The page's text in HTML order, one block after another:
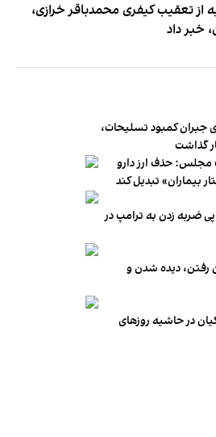
تعقیب کیفری محمدباقر خرازی،
خبر داد
جبران کمبود تسلیحات،
گذاشت
حذف ارز دارو
ضربه زدن به ترامپ در
رفتن، دیده شدن و
در حاشیه روزهای